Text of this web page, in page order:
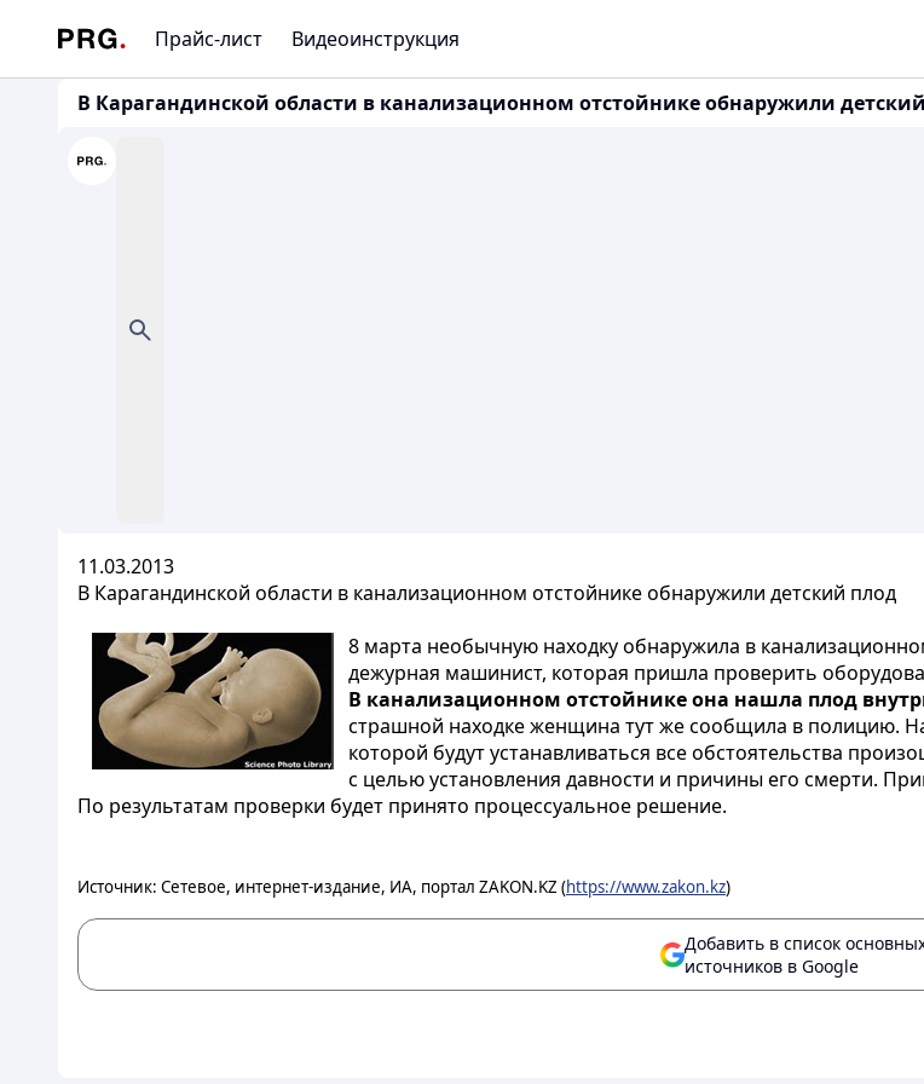
Прайс-лист Видеоинструкция
В Карагандинской области в канализационном отстойнике обнаружили
11.03.2013
В Карагандинской области в канализационном отстойнике обнаружили детский плод
8 марта необычную находку обнаружила в
дежурная машинист, которая пришла проверить
В канализационном отстойнике она нашла плод
страшной находке женщина тут же сообщила в полицию.
которой будут устанавливаться все обстоятельства
с целью установления давности и причины его смерти.
По результатам проверки будет принято процессуальное решение.
Источник: Сетевое, интернет-издание, ИА, портал ZAKON.KZ (https://www.zakon.kz)
Добавить в список
источников в Google